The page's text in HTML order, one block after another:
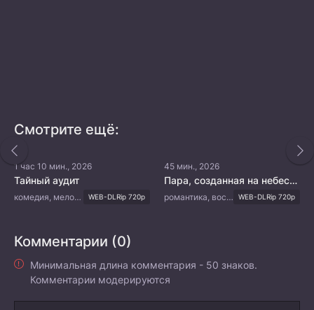
Смотрите ещё:
1 час 10 мин., 2026
Тайный аудит
комедия, мелодрама, романтика WEB-DLRip 720p
45 мин., 2026
Пара, созданная на небесах
романтика, восточные единоборства, фэнтези WEB-DLRip 720p
Комментарии (0)
Минимальная длина комментария - 50 знаков.
Комментарии модерируются